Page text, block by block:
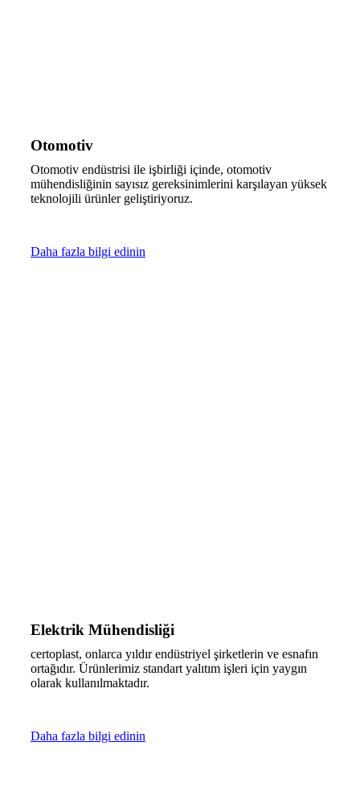
Otomotiv
Otomotiv endüstrisi ile işbirliği içinde, otomotiv
mühendisliğinin sayısız gereksinimlerini karşılayan yüksek
teknolojili ürünler geliştiriyoruz.
Daha fazla bilgi edinin
Elektrik Mühendisliği
certoplast, onlarca yıldır endüstriyel şirketlerin ve esnafın
ortağıdır. Ürünlerimiz standart yalıtım işleri için yaygın
olarak kullanılmaktadır.
Daha fazla bilgi edinin